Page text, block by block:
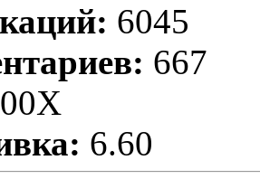
6045
667
6.60